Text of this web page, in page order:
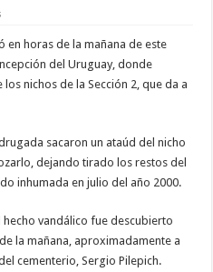
en horas de la mañana de este
del Uruguay, donde
nichos de la Sección 2, que da a
sacaron un ataúd del nicho
dejando tirado los restos del
inhumada en julio del año 2000.
hecho vandálico fue descubierto
la mañana, aproximadamente a
cementerio, Sergio Pilepich.